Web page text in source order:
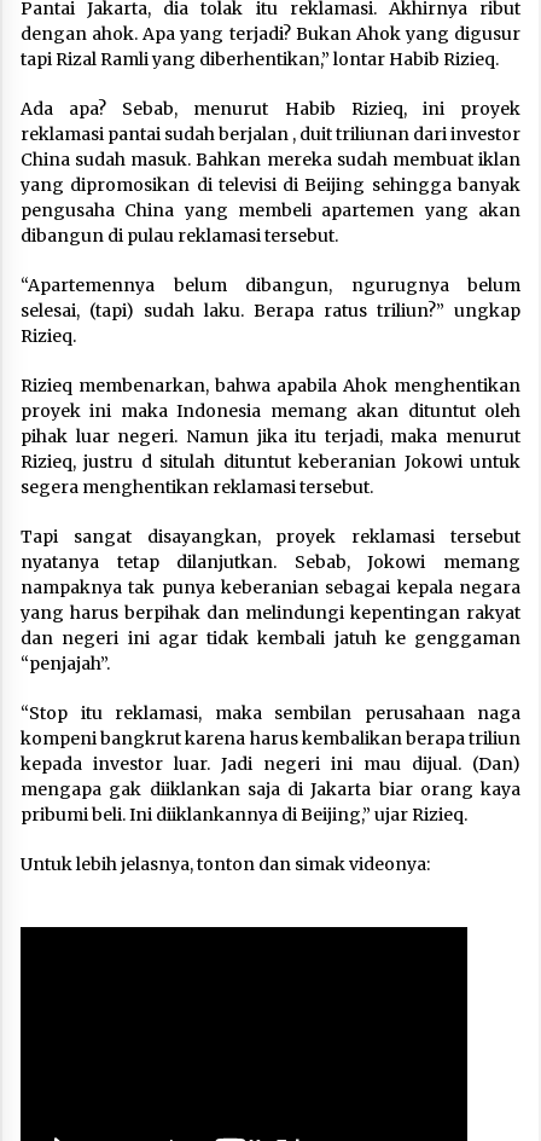
Pantai Jakarta, dia tolak itu reklamasi. Akhirnya ribut
dengan ahok. Apa yang terjadi? Bukan Ahok yang digusur
tapi Rizal Ramli yang diberhentikan,” lontar Habib Rizieq.
Ada apa? Sebab, menurut Habib Rizieq, ini proyek
reklamasi pantai sudah berjalan , duit triliunan dari investor
China sudah masuk. Bahkan mereka sudah membuat iklan
yang dipromosikan di televisi di Beijing sehingga banyak
pengusaha China yang membeli apartemen yang akan
dibangun di pulau reklamasi tersebut.
“Apartemennya belum dibangun, ngurugnya belum
selesai, (tapi) sudah laku. Berapa ratus triliun?” ungkap
Rizieq.
Rizieq membenarkan, bahwa apabila Ahok menghentikan
proyek ini maka Indonesia memang akan dituntut oleh
pihak luar negeri. Namun jika itu terjadi, maka menurut
Rizieq, justru d situlah dituntut keberanian Jokowi untuk
segera menghentikan reklamasi tersebut.
Tapi sangat disayangkan, proyek reklamasi tersebut
nyatanya tetap dilanjutkan. Sebab, Jokowi memang
nampaknya tak punya keberanian sebagai kepala negara
yang harus berpihak dan melindungi kepentingan rakyat
dan negeri ini agar tidak kembali jatuh ke genggaman
“penjajah”.
“Stop itu reklamasi, maka sembilan perusahaan naga
kompeni bangkrut karena harus kembalikan berapa triliun
kepada investor luar. Jadi negeri ini mau dijual. (Dan)
mengapa gak diiklankan saja di Jakarta biar orang kaya
pribumi beli. Ini diiklankannya di Beijing,” ujar Rizieq.
Untuk lebih jelasnya, tonton dan simak videonya: